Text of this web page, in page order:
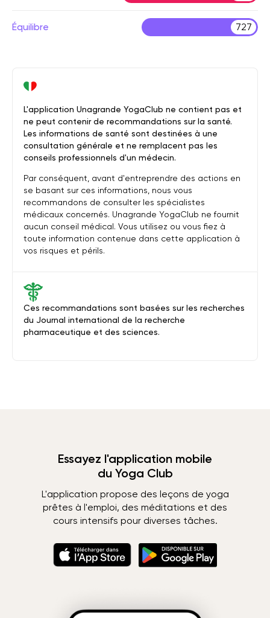
Équilibre 727
Ces recommandations sont basées sur les recherches
du Journal international de la recherche
pharmaceutique et des sciences.
L'application Unagrande YogaClub ne contient pas et
ne peut contenir de recommandations sur la santé.
Les informations de santé sont destinées à une
consultation générale et ne remplacent pas les
conseils professionnels d'un médecin.
Par conséquent, avant d'entreprendre des actions en
se basant sur ces informations, nous vous
recommandons de consulter les spécialistes
médicaux concernés. Unagrande YogaClub ne fournit
aucun conseil médical. Vous utilisez ou vous fiez à
toute information contenue dans cette application à
vos risques et périls.
Essayez l'application mobile
du Yoga Club
L'application propose des leçons de yoga
prêtes à l'emploi, des méditations et des
cours intensifs pour diverses tâches.